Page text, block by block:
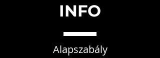
INFO
Alapszabály